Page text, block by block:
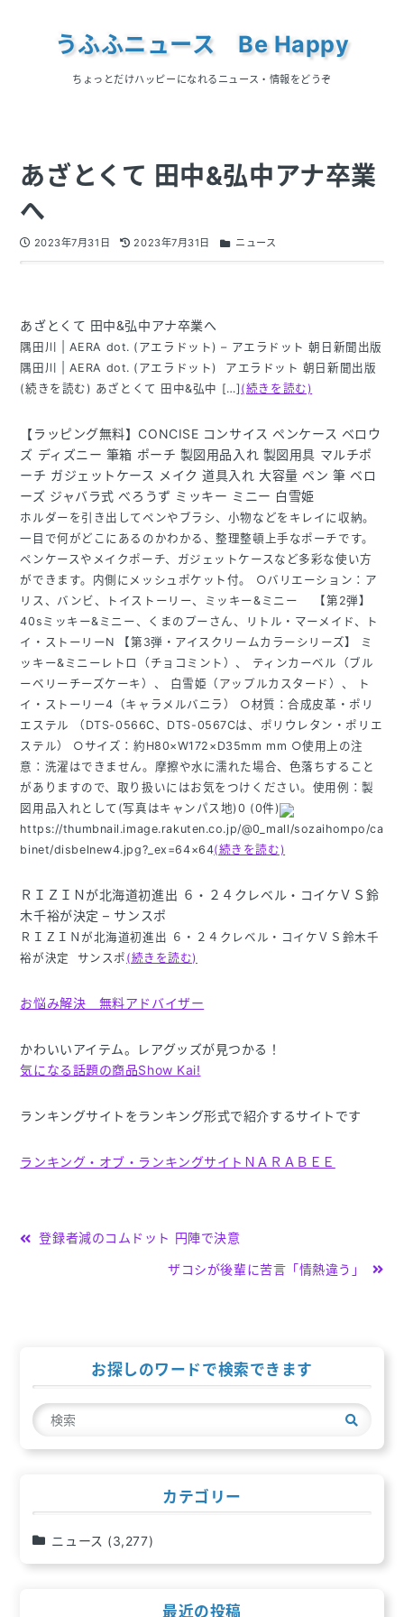
うふふニュース Be Happy
ちょっとだけハッピーになれるニュース・情報をどうぞ
あざとくて 田中&弘中アナ卒業
へ
2023年7月31日 2023年7月31日 ニュース
あざとくて 田中&弘中アナ卒業へ
隅田川 | AERA dot. (アエラドット) – アエラドット 朝日新聞出版
隅田川 | AERA dot. (アエラドット) アエラドット 朝日新聞出版
(続きを読む) あざとくて 田中&弘中 […] (続きを読む)
【ラッピング無料】CONCISE コンサイス ペンケース ベロウ
ズ ディズニー 筆箱 ポーチ 製図用品入れ 製図用具 マルチポ
ーチ ガジェットケース メイク 道具入れ 大容量 ペン 筆 ベロ
ーズ ジャバラ式 べろうず ミッキー ミニー 白雪姫
ホルダーを引き出してペンやブラシ、小物などをキレイに収納。
一目で何がどこにあるのかわかる、整理整頓上手なポーチです。
ペンケースやメイクポーチ、ガジェットケースなど多彩な使い方
ができます。内側にメッシュポケット付。 ○バリエーション：ア
リス、バンビ、トイストーリー、ミッキー&ミニー 【第2弾】
40sミッキー&ミニー、くまのプーさん、リトル・マーメイド、ト
イ・ストーリーN 【第3弾・アイスクリームカラーシリーズ】 ミ
ッキー&ミニーレトロ（チョコミント）、 ティンカーベル（ブル
ーベリーチーズケーキ）、 白雪姫（アップルカスタード）、 ト
イ・ストーリー4（キャラメルバニラ） ○材質：合成皮革・ポリ
エステル （DTS-0566C、DTS-0567Cは、ポリウレタン・ポリエ
ステル） ○サイズ：約H80×W172×D35mm mm ○使用上の注
意：洗濯はできません。摩擦や水に濡れた場合、色落ちすること
がありますので、取り扱いにはお気をつけください。使用例：製
図用品入れとして(写真はキャンパス地)0 (0件)
https://thumbnail.image.rakuten.co.jp/@0_mall/sozaihompo/ca
binet/disbelnew4.jpg?_ex=64×64(続きを読む)
ＲＩＺＩＮが北海道初進出 ６・２４クレベル・コイケＶＳ鈴
木千裕が決定 – サンスポ
ＲＩＺＩＮが北海道初進出 ６・２４クレベル・コイケＶＳ鈴木千
裕が決定 サンスポ (続きを読む)
お悩み解決 無料アドバイザー
かわいいアイテム。レアグッズが見つかる！
気になる話題の商品Show Kai!
ランキングサイトをランキング形式で紹介するサイトです
ランキング・オブ・ランキングサイトＮＡＲＡＢＥＥ
投
ー
シ
ョ
登録者減のコムドット 円陣で決意
ザコシが後輩に苦言「情熱違う」
お探しのワードで検索できます
検
索
カテゴリー
ニュース (3,277)
最近の投稿